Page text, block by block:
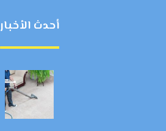
أحدث الأخبار